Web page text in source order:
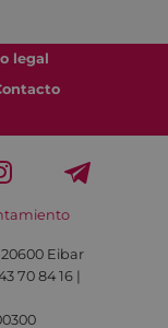
legal
Eibar
70 84 16 |